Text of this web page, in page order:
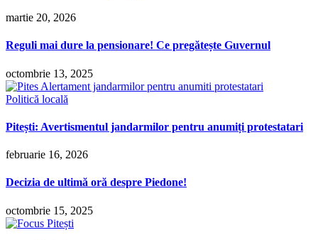
martie 20, 2026
Reguli mai dure la pensionare! Ce pregătește Guvernul
octombrie 13, 2025
Politică locală
Pitești: Avertismentul jandarmilor pentru anumiți protestatari
februarie 16, 2026
Decizia de ultimă oră despre Piedone!
octombrie 15, 2025